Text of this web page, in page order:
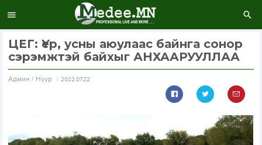
ЦЕГ: Үер, усны аюулаас байнга сонор
сэрэмжтэй байхыг АНХААРУУЛЛАА
Aдмин / Нүүр 2022.07.22